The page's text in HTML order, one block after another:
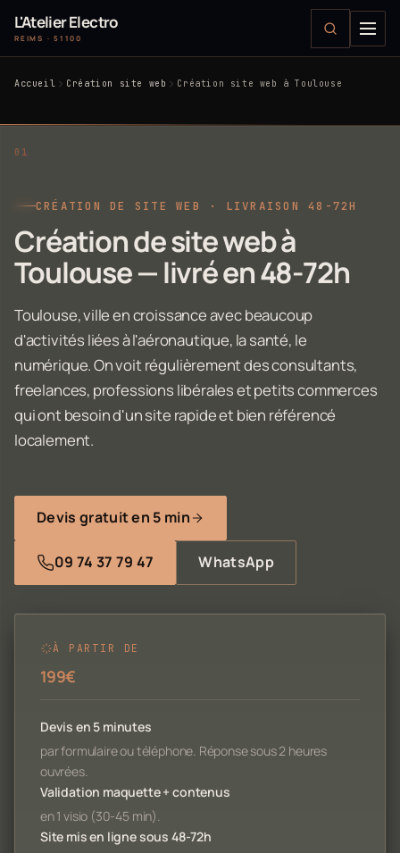
L'Atelier Electro
REIMS · 51100
Accueil Création site web Création site web à Toulouse
CRÉATION DE SITE WEB · LIVRAISON 48-72H
Création de site web à
Toulouse — livré en 48-72h
Toulouse, ville en croissance avec beaucoup
d'activités liées à l'aéronautique, la santé, le
numérique. On voit régulièrement des consultants,
freelances, professions libérales et petits commerces
qui ont besoin d'un site rapide et bien référencé
localement.
Devis gratuit en 5 min
09 74 37 79 47 WhatsApp
À PARTIR DE
199€
Devis en 5 minutes
par formulaire ou téléphone. Réponse sous 2 heures
ouvrées.
Validation maquette + contenus
en 1 visio (30-45 min).
Site mis en ligne sous 48-72h